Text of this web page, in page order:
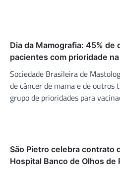
Dia da Mamografia: 45% de
pacientes com prioridade
Sociedade Brasileira de
de câncer de mama e de outros
grupo de prioridades para
São Pietro celebra contrato
Hospital Banco de Olhos de